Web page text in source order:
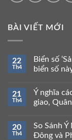
BÀI VIẾT MỚI
22
Th4
Biển số
biển số
21
Th4
Ý nghĩa
giao,
20
Th4
So Sánh
Đông và